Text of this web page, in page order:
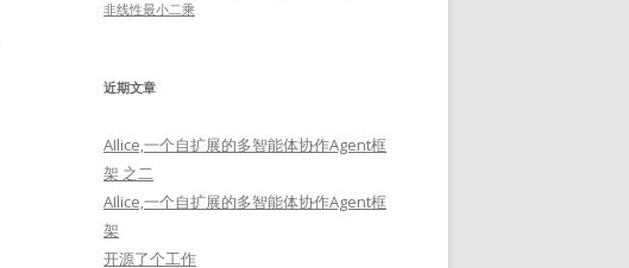
非线性最小二乘
近期文章
AIlice,一个自扩展的多智能体协作Agent框
架 之二
AIlice,一个自扩展的多智能体协作Agent框
架
开源了个工作